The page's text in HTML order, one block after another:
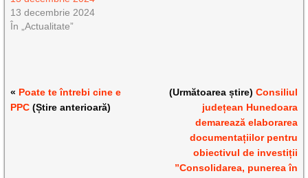
13 decembrie 2024
În „Actualitate”
« Poate te întrebi cine e
PPC (Știre anterioară)
(Următoarea știre) Consiliul
județean Hunedoara
demarează elaborarea
documentațiilor pentru
obiectivul de investiții
”Consolidarea, punerea în